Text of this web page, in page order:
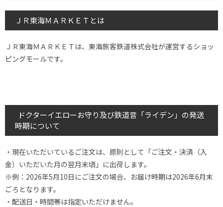
ＪＲ東海ＭＡＲＫＥＴとは
ＪＲ東海ＭＡＲＫＥＴは、東海旅客鉄道株式会社が運営するショッ
ピングモールです。
ドクターイエローお守り及び鉄道音「ライデン」の発送
時期について
・現在いただいているご注文は、原則として「ご注文・決済（入
金）いただいた月の翌月末頃」に出荷します。
※例：2026年5月10日にご注文の場合、お届け時期は2026年6月末
ごろとなります。
・配送日・時間帯は指定いただけません。